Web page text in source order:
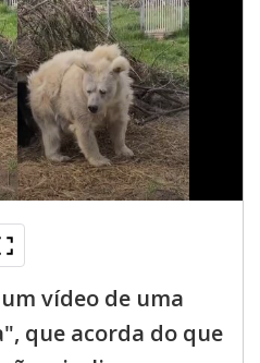
vídeo de uma
que acorda do que